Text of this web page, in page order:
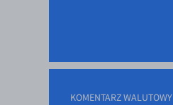
KOMENTARZ WALUTOWY